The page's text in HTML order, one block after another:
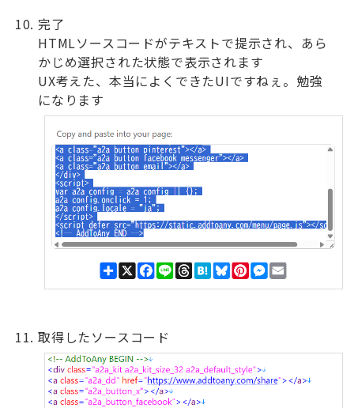
完了
HTMLソースコードがテキストで提示され、あら
かじめ選択された状態で表示されます
UX考えた、本当によくできたUIですねぇ。勉強
になります
取得したソースコード